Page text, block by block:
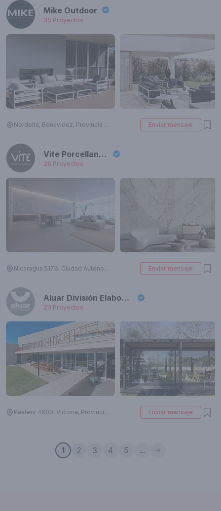
Mike Outdoor
35 Proyectos
Nordelta, Benavidez, Provincia de Buenos Aires, Argentina Enviar mensaje
Vite Porcellanato
26 Proyectos
Nicaragua 5176, Ciudad Autónoma de Buenos Aires, Argentina Enviar mensaje
Aluar División Elaborados
23 Proyectos
Pasteur 4600, Victoria, Provincia de Buenos Aires, Argentina Enviar mensaje
1 2 3 4 5 ...